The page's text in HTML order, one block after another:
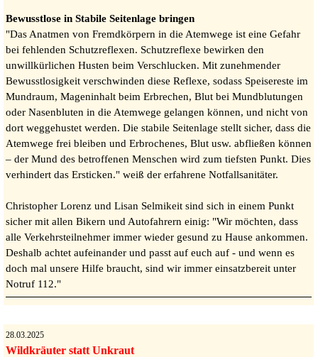
Bewusstlose in Stabile Seitenlage bringen
"Das Anatmen von Fremdkörpern in die Atemwege ist eine Gefahr
bei fehlenden Schutzreflexen. Schutzreflexe bewirken den
unwillkürlichen Husten beim Verschlucken. Mit zunehmender
Bewusstlosigkeit verschwinden diese Reflexe, sodass Speisereste im
Mundraum, Mageninhalt beim Erbrechen, Blut bei Mundblutungen
oder Nasenbluten in die Atemwege gelangen können, und nicht von
dort weggehustet werden. Die stabile Seitenlage stellt sicher, dass die
Atemwege frei bleiben und Erbrochenes, Blut usw. abfließen können
– der Mund des betroffenen Menschen wird zum tiefsten Punkt. Dies
verhindert das Ersticken." weiß der erfahrene Notfallsanitäter.
Christopher Lorenz und Lisan Selmikeit sind sich in einem Punkt
sicher mit allen Bikern und Autofahrern einig: "Wir möchten, dass
alle Verkehrsteilnehmer immer wieder gesund zu Hause ankommen.
Deshalb achtet aufeinander und passt auf euch auf - und wenn es
doch mal unsere Hilfe braucht, sind wir immer einsatzbereit unter
Notruf 112."
28.03.2025
Wildkräuter statt Unkraut